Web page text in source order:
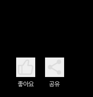
좋아요 공유